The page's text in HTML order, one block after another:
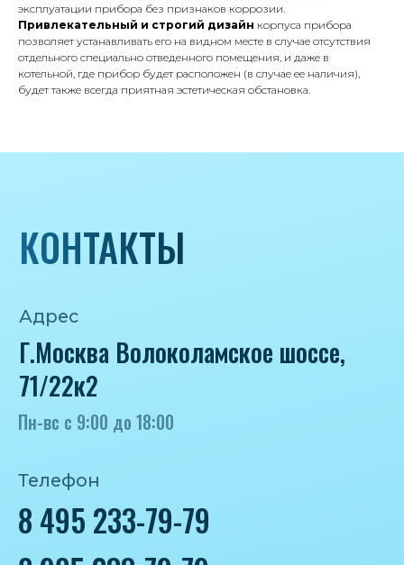
эксплуатации прибора без признаков коррозии.
Привлекательный и строгий дизайн корпуса прибора
позволяет устанавливать его на видном месте в случае отсутствия
отдельного специально отведенного помещения, и даже в
котельной, где прибор будет расположен (в случае ее наличия),
будет также всегда приятная эстетическая обстановка.
Политика конфиденциальности
данных